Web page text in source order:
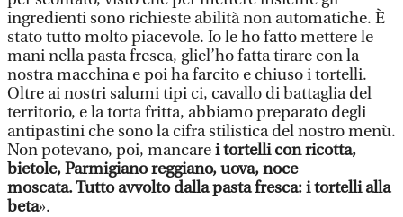
ingredienti sono richieste abilità non automatiche. È
stato tutto molto piacevole. Io le ho fatto mettere le
mani nella pasta fresca, gliel’ho fatta tirare con la
nostra macchina e poi ha farcito e chiuso i tortelli.
Oltre ai nostri salumi tipi ci, cavallo di battaglia del
territorio, e la torta fritta, abbiamo preparato degli
antipastini che sono la cifra stilistica del nostro menù.
Non potevano, poi, mancarei tortelli con ricotta,
bietole, Parmigiano reggiano, uova, noce
moscata. Tutto avvolto dalla pasta fresca: i tortelli alla
beta».